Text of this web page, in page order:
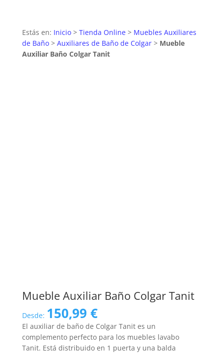
Estás en: Inicio> Tienda Online> Muebles Auxiliares
de Baño> Auxiliares de Baño de Colgar> Mueble
Auxiliar Baño Colgar Tanit
Mueble Auxiliar Baño Colgar Tanit
Desde: 150,99 €
El auxiliar de baño de Colgar Tanit es un
complemento perfecto para los muebles lavabo
Tanit. Está distribuido en 1 puerta y una balda